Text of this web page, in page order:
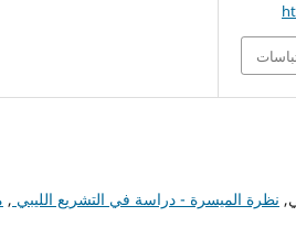
نظرة الميسرة - دراسة في التشريع الليبي ,